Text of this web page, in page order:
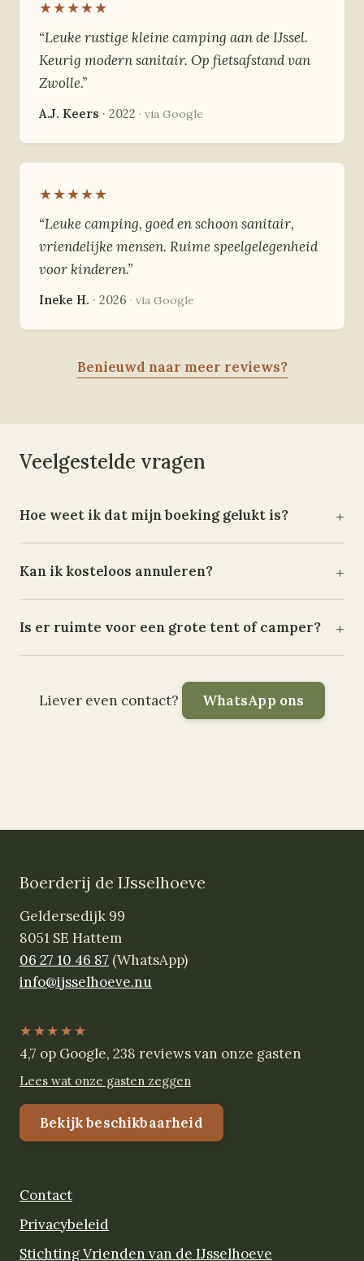
★★★★★
“Leuke rustige kleine camping aan de IJssel.
Keurig modern sanitair. Op fietsafstand van
Zwolle.”
A.J. Keers · 2022 · via Google
★★★★★
“Leuke camping, goed en schoon sanitair,
vriendelijke mensen. Ruime speelgelegenheid
voor kinderen.”
Ineke H. · 2026 · via Google
Benieuwd naar meer reviews?
Veelgestelde vragen
Hoe weet ik dat mijn boeking gelukt is?
Kan ik kosteloos annuleren?
Is er ruimte voor een grote tent of camper?
Liever even contact? WhatsApp ons
Boerderij de IJsselhoeve
Geldersedijk 99
8051 SE Hattem
06 27 10 46 87 (WhatsApp)
info@ijsselhoeve.nu
★★★★★
4,7 op Google, 238 reviews van onze gasten
Lees wat onze gasten zeggen
Bekijk beschikbaarheid
Contact
Privacybeleid
Stichting Vrienden van de IJsselhoeve